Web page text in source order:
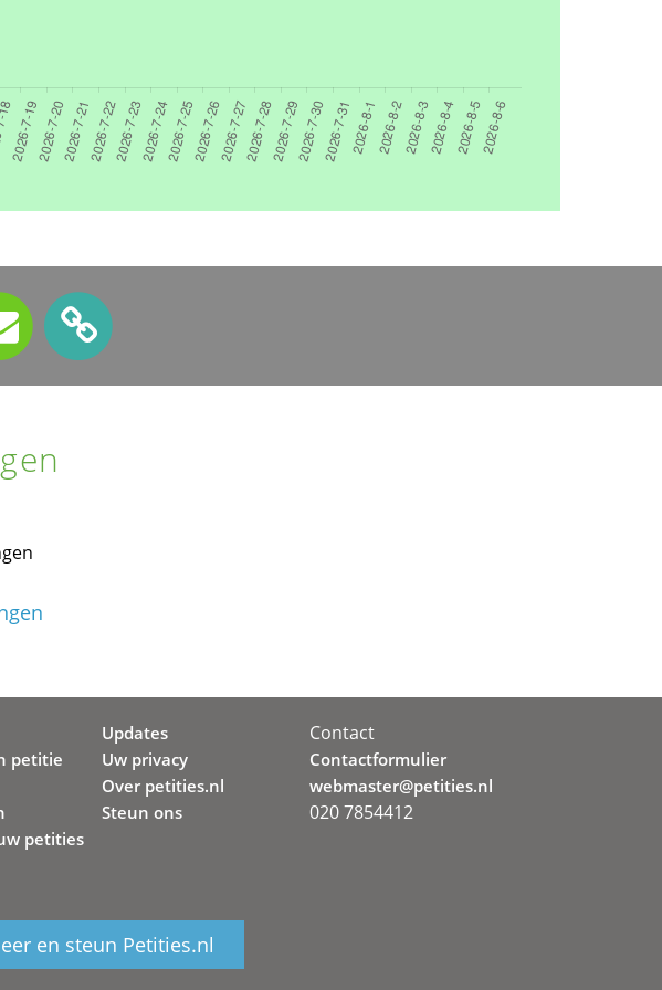
petitie
petities
Updates
Uw privacy
Over petities.nl
Steun ons
en steun Petities.nl
Contact
Contactformulier
webmaster@petities.nl
020 7854412